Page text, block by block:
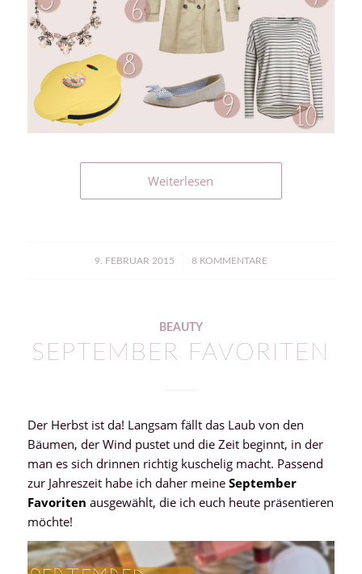
Weiterlesen
9. FEBRUAR 2015
/ 8 KOMMENTARE
BEAUTY
SEPTEMBER FAVORITEN
Der Herbst ist da! Langsam fällt das Laub von den
Bäumen, der Wind pustet und die Zeit beginnt, in der
man es sich drinnen richtig kuschelig macht. Passend
zur Jahreszeit habe ich daher meine September
Favoriten ausgewählt, die ich euch heute präsentieren
möchte!